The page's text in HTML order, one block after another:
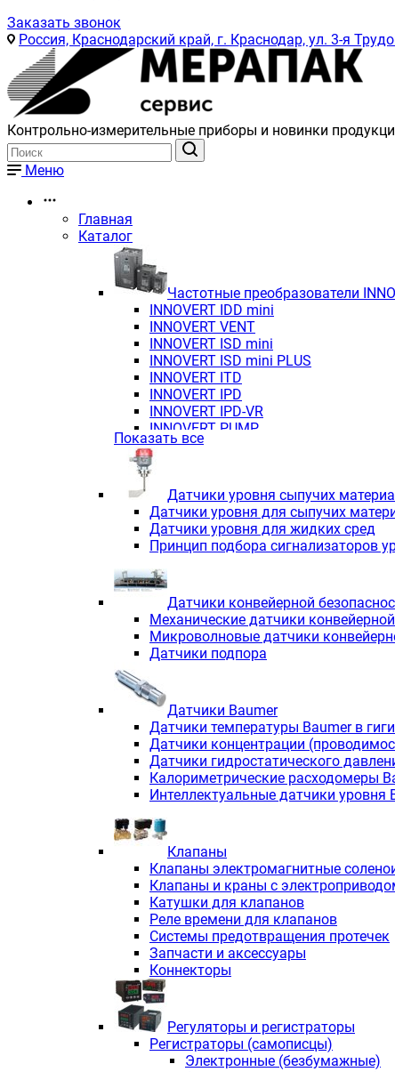
Заказать звонок
Россия, Краснодарский край, г. Краснодар, ул. 3-я
Контрольно-измерительные приборы и новинки
Меню
Главная
Каталог
Частотные преобразователи
INNOVERT IDD mini
INNOVERT VENT
INNOVERT ISD mini
INNOVERT ISD mini PLUS
INNOVERT ITD
INNOVERT IРD
INNOVERT IРD-VR
INNOVERT PUMP
Показать все
Датчики уровня сыпучих
Датчики уровня для сыпучих
Датчики уровня для жидких сред
Принцип подбора сигнализаторов
Датчики конвейерной
Механические датчики
Микроволновые датчики
Датчики подпора
Датчики Baumer
Датчики температуры Baumer в
Датчики концентрации
Датчики гидростатического
Калориметрические расходомеры
Интеллектуальные датчики уровня
Клапаны
Клапаны электромагнитные
Клапаны и краны с
Катушки для клапанов
Реле времени для клапанов
Системы предотвращения протечек
Запчасти и аксессуары
Коннекторы
Регуляторы и регистраторы
Регистраторы (самописцы)
Электронные (безбумажные)